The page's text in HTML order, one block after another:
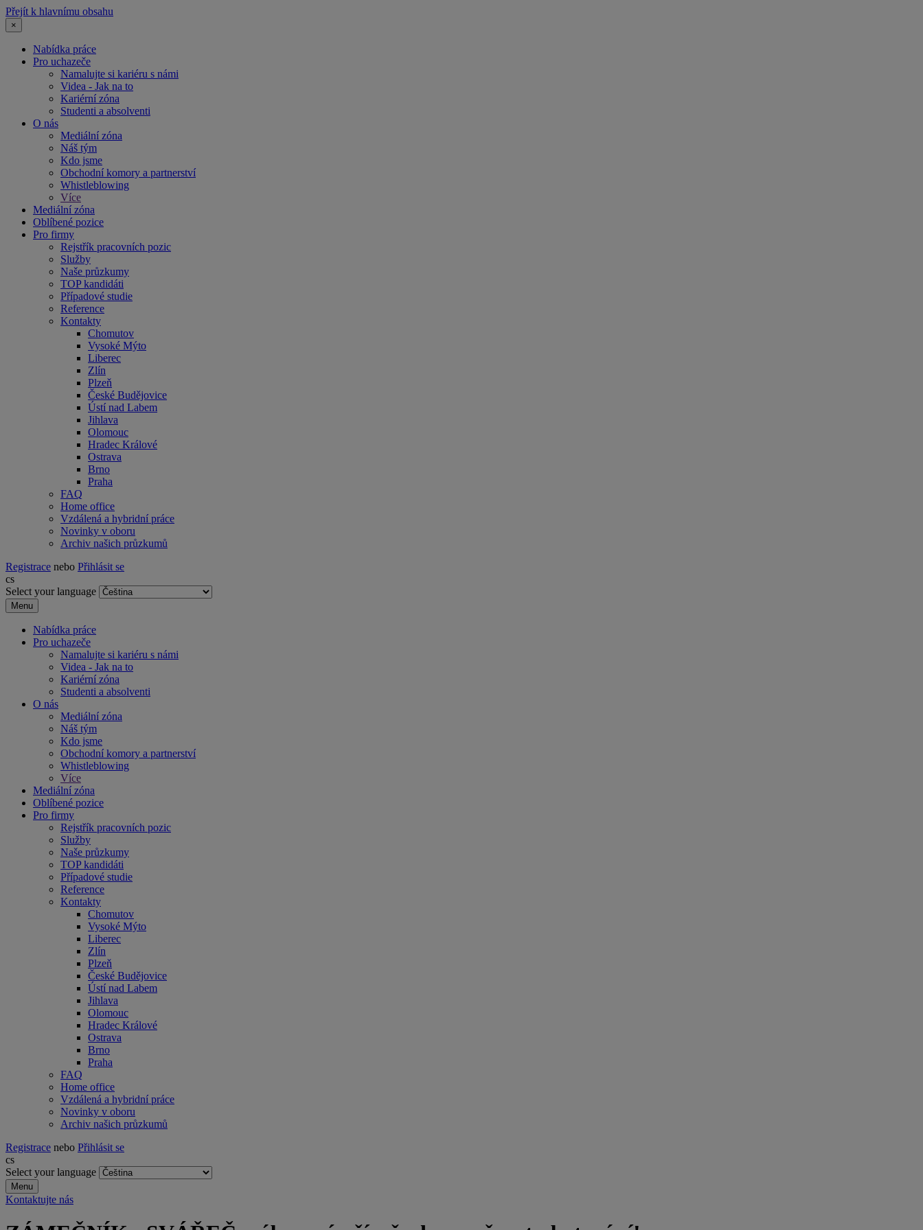
Přejít k hlavnímu obsahu
×
Nabídka práce
Pro uchazeče
Namalujte si kariéru s námi
Videa - Jak na to
Kariérní zóna
Studenti a absolventi
O nás
Mediální zóna
Náš tým
Kdo jsme
Obchodní komory a partnerství
Whistleblowing
Více
Mediální zóna
Oblíbené pozice
Pro firmy
Rejstřík pracovních pozic
Služby
Naše průzkumy
TOP kandidáti
Případové studie
Reference
Kontakty
Chomutov
Vysoké Mýto
Liberec
Zlín
Plzeň
České Budějovice
Ústí nad Labem
Jihlava
Olomouc
Hradec Králové
Ostrava
Brno
Praha
FAQ
Home office
Vzdálená a hybridní práce
Novinky v oboru
Archiv našich průzkumů
Registrace nebo Přihlásit se
cs
Select your language
Menu
Nabídka práce
Pro uchazeče
Namalujte si kariéru s námi
Videa - Jak na to
Kariérní zóna
Studenti a absolventi
O nás
Mediální zóna
Náš tým
Kdo jsme
Obchodní komory a partnerství
Whistleblowing
Více
Mediální zóna
Oblíbené pozice
Pro firmy
Rejstřík pracovních pozic
Služby
Naše průzkumy
TOP kandidáti
Případové studie
Reference
Kontakty
Chomutov
Vysoké Mýto
Liberec
Zlín
Plzeň
České Budějovice
Ústí nad Labem
Jihlava
Olomouc
Hradec Králové
Ostrava
Brno
Praha
FAQ
Home office
Vzdálená a hybridní práce
Novinky v oboru
Archiv našich průzkumů
Registrace nebo Přihlásit se
cs
Select your language
Menu
Kontaktujte nás